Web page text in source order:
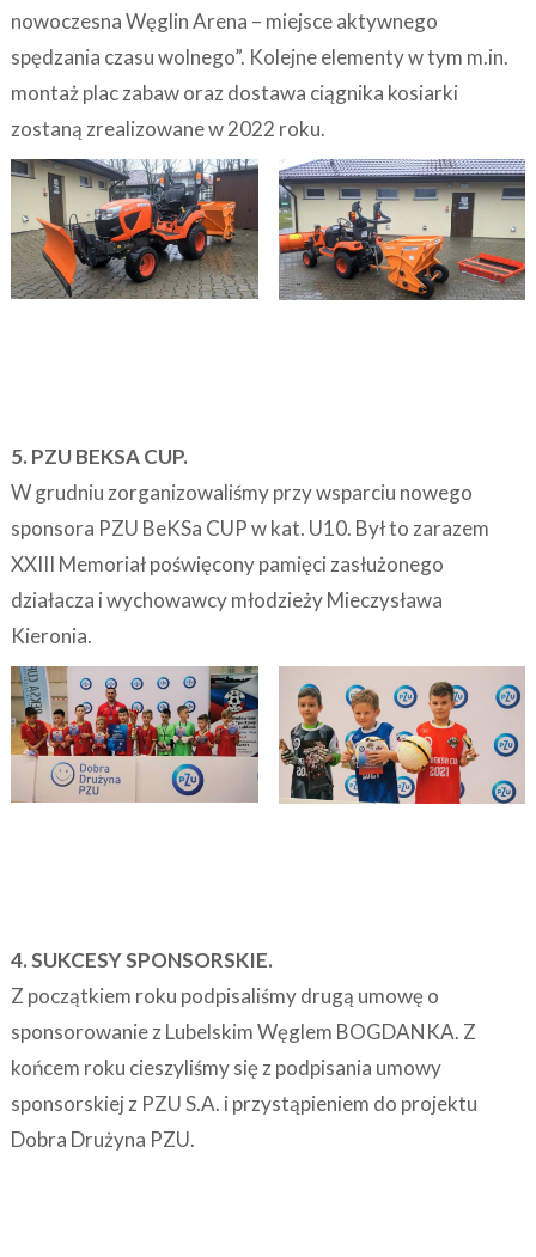
nowoczesna Węglin Arena – miejsce aktywnego
spędzania czasu wolnego”. Kolejne elementy w tym m.in.
montaż plac zabaw oraz dostawa ciągnika kosiarki
zostaną zrealizowane w 2022 roku.
5. PZU BEKSA CUP.
W grudniu zorganizowaliśmy przy wsparciu nowego
sponsora PZU BeKSa CUP w kat. U10. Był to zarazem
XXIII Memoriał poświęcony pamięci zasłużonego
działacza i wychowawcy młodzieży Mieczysława
Kieronia.
4. SUKCESY SPONSORSKIE.
Z początkiem roku podpisaliśmy drugą umowę o
sponsorowanie z Lubelskim Węglem BOGDANKA. Z
końcem roku cieszyliśmy się z podpisania umowy
sponsorskiej z PZU S.A. i przystąpieniem do projektu
Dobra Drużyna PZU.